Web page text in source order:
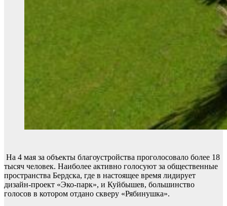
На 4 мая за объекты благоустройства проголосовало более 18
тысяч человек. Наиболее активно голосуют за общественные
пространства Бердска, где в настоящее время лидирует
дизайн-проект «Эко-парк», и Куйбышев, большинство
голосов в котором отдано скверу «Рябинушка».